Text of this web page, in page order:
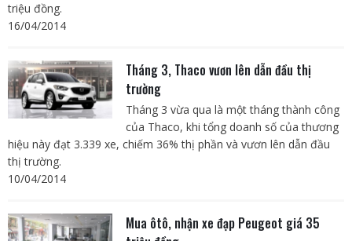
triệu đồng.
16/04/2014
Tháng 3, Thaco vươn lên dẫn đầu thị
trường
Tháng 3 vừa qua là một tháng thành công
của Thaco, khi tổng doanh số của thương
hiệu này đạt 3.339 xe, chiếm 36% thị phần và vươn lên dẫn đầu
thị trường.
10/04/2014
Mua ôtô, nhận xe đạp Peugeot giá 35